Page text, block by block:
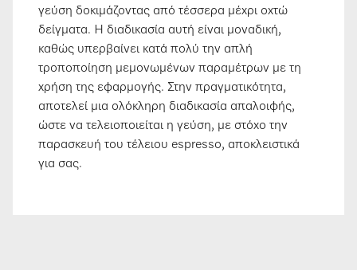
γεύση δοκιμάζοντας από τέσσερα μέχρι οχτώ
δείγματα. Η διαδικασία αυτή είναι μοναδική,
καθώς υπερβαίνει κατά πολύ την απλή
τροποποίηση μεμονωμένων παραμέτρων με τη
χρήση της εφαρμογής. Στην πραγματικότητα,
αποτελεί μια ολόκληρη διαδικασία απαλοιφής,
ώστε να τελειοποιείται η γεύση, με στόχο την
παρασκευή του τέλειου espresso, αποκλειστικά
για σας.